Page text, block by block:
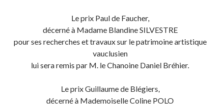
Le prix Paul de Faucher,
décerné à Madame Blandine SILVESTRE
pour ses recherches et travaux sur le patrimoine artistique
vauclusien
lui sera remis par M. le Chanoine Daniel Bréhier.
Le prix Guillaume de Blégiers,
décerné à Mademoiselle Coline POLO